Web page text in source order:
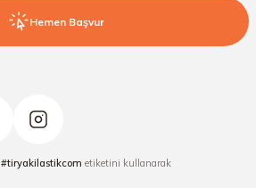
Hemen Başvur
#tiryakilastikcom etiketini kullanarak